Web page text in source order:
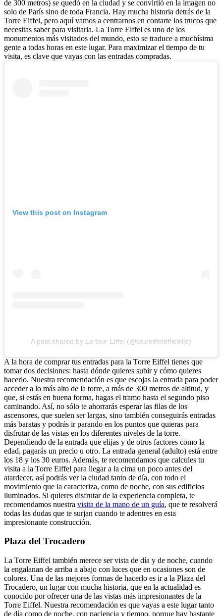
de 300 metros) se quedó en la ciudad y se convirtió en la imagen no
solo de París sino de toda Francia. Hay mucha historia detrás de la
Torre Eiffel, pero aquí vamos a centrarnos en contarte los trucos que
necesitas saber para visitarla. La Torre Eiffel es uno de los
monumentos más visitados del mundo, esto se traduce a muchísima
gente a todas horas en este lugar. Para maximizar el tiempo de tu
visita, es clave que vayas con las entradas compradas.
View this post on Instagram
A post shared by La tour Eiffel (@toureiffelofficielle)
A la hora de comprar tus entradas para la Torre Eiffel tienes que
tomar dos decisiones: hasta dónde quieres subir y cómo quieres
hacerlo. Nuestra recomendación es que escojas la entrada para poder
acceder a lo más alto de la torre, a más de 300 metros de altitud, y
que, si estás en buena forma, hagas el tramo hasta el segundo piso
caminando. Así, no sólo te ahorrarás esperar las filas de los
ascensores, que suelen ser largas, sino también conseguirás entradas
más baratas y podrás ir parando en los puntos que quieras para
disfrutar de las vistas en los diferentes niveles de la torre.
Dependiendo de la entrada que elijas y de otros factores como la
edad, pagarás un precio u otro. La entrada general (adulto) está entre
los 18 y los 30 euros. Además, te recomendamos que calcules tu
visita a la Torre Eiffel para llegar a la cima un poco antes del
atardecer, así podrás ver la ciudad tanto de día, con todo el
movimiento que la caracteriza, como de noche, con sus edificios
iluminados. Si quieres disfrutar de la experiencia completa, te
recomendamos nuestra visita de la mano de un guía, que te resolverá
todas las dudas que te surjan cuando te adentres en esta
impresionante construcción.
Plaza del Trocadero
La Torre Eiffel también merece ser vista de día y de noche, cuando
la engalanan de arriba a abajo con luces que en ocasiones son de
colores. Una de las mejores formas de hacerlo es ir a la Plaza del
Trocadero, un lugar con mucha historia, que en la actualidad es
conocido por ofrecer una de las vistas más impresionantes de la
Torre Eiffel. Nuestra recomendación es que vayas a este lugar tanto
de día como de noche, con paciencia y tiempo, porque hay bastante